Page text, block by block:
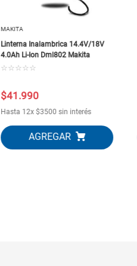
MAKITA
Linterna Inalambrica 14.4V/18V
4.0Ah Li-Ion Dml802 Makita
☆☆☆☆☆
$41.990
Hasta 12x $3500sin interés